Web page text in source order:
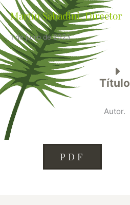
Martín Sabadini. Director
1 de junio de 2023
Título
Autor.
PDF